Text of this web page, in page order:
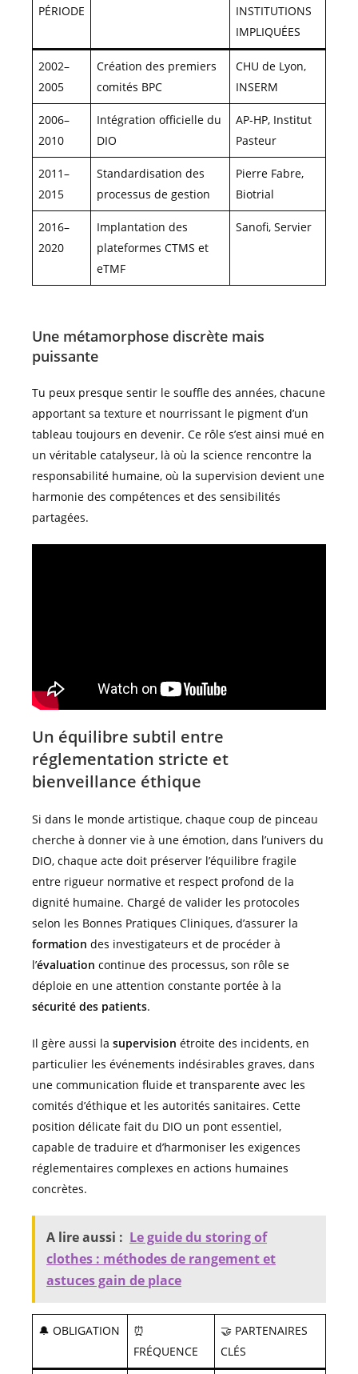
PÉRIODE
INSTITUTIONS
IMPLIQUÉES
2002–
2005
Création des premiers
comités BPC
CHU de Lyon,
INSERM
2006–
2010
Intégration officielle du
DIO
AP-HP, Institut
Pasteur
2011–
2015
Standardisation des
processus de gestion
Pierre Fabre,
Biotrial
2016–
2020
Implantation des
plateformes CTMS et
eTMF
Sanofi, Servier
Une métamorphose discrète mais
puissante
Tu peux presque sentir le souffle des années, chacune
apportant sa texture et nourrissant le pigment d’un
tableau toujours en devenir. Ce rôle s’est ainsi mué en
un véritable catalyseur, là où la science rencontre la
responsabilité humaine, où la supervision devient une
harmonie des compétences et des sensibilités
partagées.
Un équilibre subtil entre
réglementation stricte et
bienveillance éthique
Si dans le monde artistique, chaque coup de pinceau
cherche à donner vie à une émotion, dans l’univers du
DIO, chaque acte doit préserver l’équilibre fragile
entre rigueur normative et respect profond de la
dignité humaine. Chargé de valider les protocoles
selon les Bonnes Pratiques Cliniques, d’assurer la
formation des investigateurs et de procéder à
l’évaluation continue des processus, son rôle se
déploie en une attention constante portée à la
sécurité des patients.
Il gère aussi la supervision étroite des incidents, en
particulier les événements indésirables graves, dans
une communication fluide et transparente avec les
comités d’éthique et les autorités sanitaires. Cette
position délicate fait du DIO un pont essentiel,
capable de traduire et d’harmoniser les exigences
réglementaires complexes en actions humaines
concrètes.
A lire aussi : Le guide du storing of
clothes : méthodes de rangement et
astuces gain de place
🔔 OBLIGATION
⏰
FRÉQUENCE
🤝 PARTENAIRES
CLÉS